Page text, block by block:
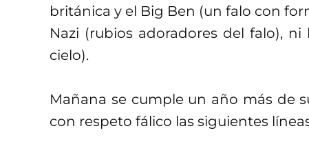
británica y el Big Ben (un falo con
Nazi (rubios adoradores del falo),
cielo).
Mañana se cumple un año más de
con respeto fálico las siguientes